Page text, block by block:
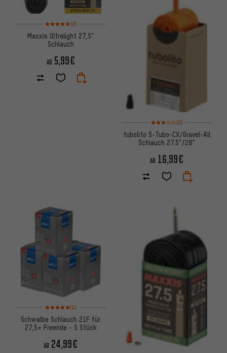
Bewertungen: 5 von 5 basierend auf 2 Bewertungen
(2)
Maxxis Ultralight 27,5"
Schlauch
AB 5,99€
Bewertungen: 3 von 5
(2)
tubolito S-Tubo-CX/Gravel-All
Schlauch 27.5"/28"
AB 16,99€
Bewertungen: 5 von 5 basierend auf 1 Bewertungen
(1)
Schwalbe Schlauch 21F für
27,5+ Freeride - 5 Stück
AB 24,99€